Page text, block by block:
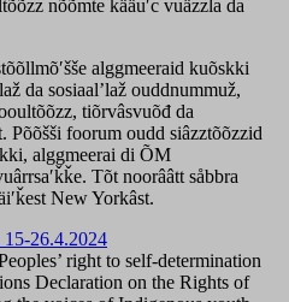
nõõmte kääuʹc vuäzzla da
alggmeeraid kuõskki
da sosiaalʼlaž ouddnummuž,
tiõrvâsvuõđ da
Põõšši foorum oudd siâzztõõzzid
alggmeerai di ÕM
Tõt noorââtt såbbra
New Yorkâst.
26.4.2024
right to self-determination
Declaration on the Rights of